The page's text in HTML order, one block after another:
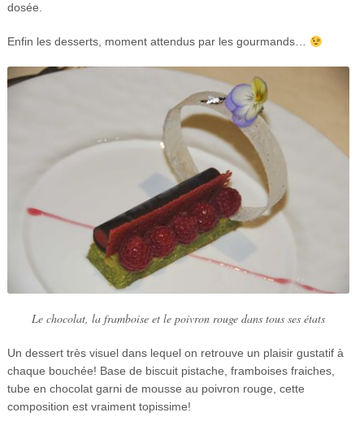
dosée.
Enfin les desserts, moment attendus par les gourmands…
Le chocolat, la framboise et le poivron rouge dans tous ses états
Un dessert très visuel dans lequel on retrouve un plaisir gustatif à
chaque bouchée! Base de biscuit pistache, framboises fraiches,
tube en chocolat garni de mousse au poivron rouge, cette
composition est vraiment topissime!